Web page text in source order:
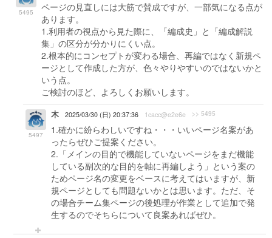
5495
ページの見直しには大筋で賛成ですが、一部気になる点が
あります。
1.利用者の視点から見た際に、「編成史」と「編成解説
集」の区分が分かりにくい点。
2.根本的にコンセプトが変わる場合、再編ではなく新規ペ
ージとして作成した方が、色々やりやすいのではないかと
いう点。
ご検討のほど、よろしくお願いします。
5497
木 2025/03/30 (日) 20:37:36 1cacc@e2e6e >> 5495
1.確かに紛らわしいですね・・・いいページ名案があ
ったらぜひご提案ください。
2.「メインの目的で機能していないページをまだ機能
している副次的な目的を軸に再編しよう」という案の
ためページ名の変更をベースに考えてはいますが、新
規ページとしても問題ないかとは思います。ただ、そ
の場合チーム集ページの後処理が作業として追加で発
生するのでそちらについて良案あればぜひ。